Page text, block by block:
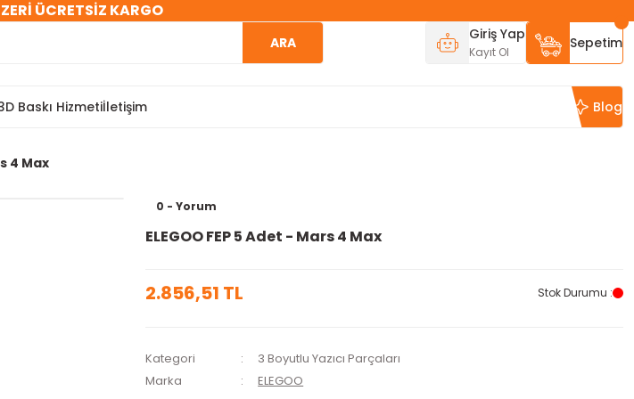
ÜCRETSİZ KARGO
ARA Giriş Yap
Kayıt Ol
Sepetim
Baskı Hizmetiİletişim Blog
4 Max
0 - Yorum
ELEGOO FEP 5 Adet - Mars 4 Max
2.856,51 TL Stok Durumu :
Kategori
3 Boyutlu Yazıcı Parçaları
Marka
ELEGOO